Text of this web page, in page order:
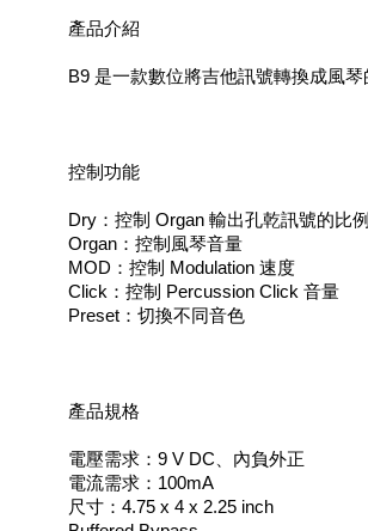
產品介紹
B9 是一款數位將吉他訊號轉換成風
控制功能
Dry：控制 Organ 輸出孔乾訊號的比例
Organ：控制風琴音量
MOD：控制 Modulation 速度
Click：控制 Percussion Click 音量
Preset：切換不同音色
產品規格
電壓需求：9 V DC、內負外正
電流需求：100mA
尺寸：4.75 x 4 x 2.25 inch